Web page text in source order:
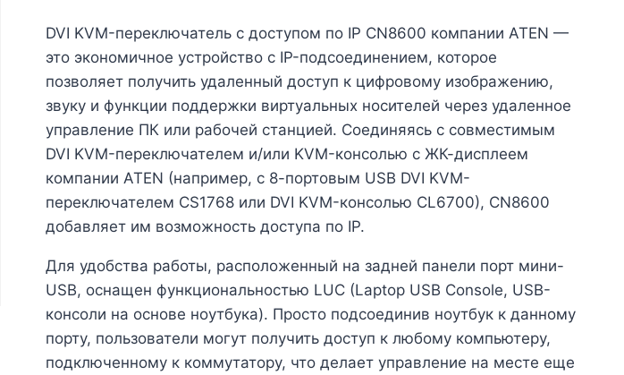
DVI KVM-переключатель с доступом по IP CN8600 компании ATEN —
это экономичное устройство с IP-подсоединением, которое
позволяет получить удаленный доступ к цифровому изображению,
звуку и функции поддержки виртуальных носителей через удаленное
управление ПК или рабочей станцией. Соединяясь с совместимым
DVI KVM-переключателем и/или KVM-консолью с ЖК-дисплеем
компании ATEN (например, с 8-портовым USB DVI KVM-
переключателем CS1768 или DVI KVM-консолью CL6700), CN8600
добавляет им возможность доступа по IP.
Для удобства работы, расположенный на задней панели порт мини-
USB, оснащен функциональностью LUC (Laptop USB Console, USB-
консоли на основе ноутбука). Просто подсоединив ноутбук к данному
порту, пользователи могут получить доступ к любому компьютеру,
подключенному к коммутатору, что делает управление на месте еще